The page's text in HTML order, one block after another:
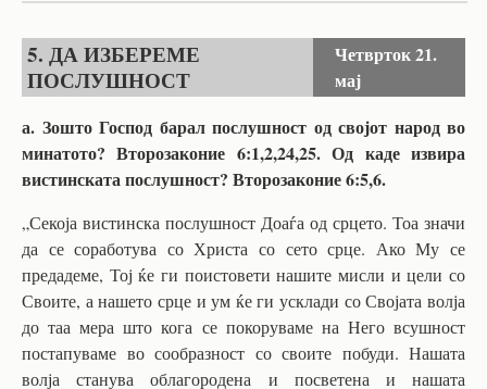
5. ДА ИЗБЕРЕМЕ
ПОСЛУШНОСТ
Четврток21.
мај
а. Зошто Господ барал послушност од својот народ во
минатото? Второзаконие 6:1,2,24,25. Од каде извира
вистинската послушност? Второзаконие 6:5,6.
„Секоја вистинска послушност Доаѓа од срцето. Тоа значи
да се соработува со Христа со сето срце. Ако Му се
предадеме, Тој ќе ги поистовети нашите мисли и цели со
Своите, а нашето срце и ум ќе ги усклади со Својата волја
до таа мера што кога се покоруваме на Него всушност
постапуваме во сообразност со своите побуди. Нашата
волја станува облагородена и посветена и нашата